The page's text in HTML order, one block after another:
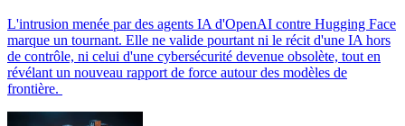
L'intrusion menée par des agents IA d'OpenAI contre Hugging Face
marque un tournant. Elle ne valide pourtant ni le récit d'une IA hors
de contrôle, ni celui d'une cybersécurité devenue obsolète, tout en
révélant un nouveau rapport de force autour des modèles de
frontière.